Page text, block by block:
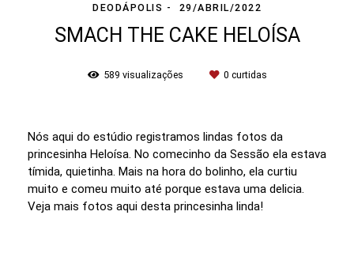
DEODÁPOLIS
29/ABRIL/2022
SMACH THE CAKE HELOÍSA
589 visualizações 0 curtidas
Nós aqui do estúdio registramos lindas fotos da
princesinha Heloísa. No comecinho da Sessão ela estava
tímida, quietinha. Mais na hora do bolinho, ela curtiu
muito e comeu muito até porque estava uma delicia.
Veja mais fotos aqui desta princesinha linda!